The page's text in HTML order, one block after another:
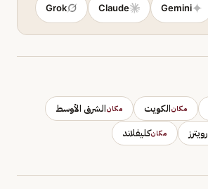
Gemini
Claude
Grok
مكانالكويت مكانالشرق الأوسط
رويترز مكانكليفلاند